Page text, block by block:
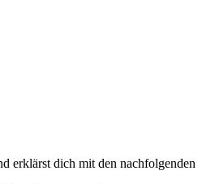
erklärst dich mit den nachfolgenden